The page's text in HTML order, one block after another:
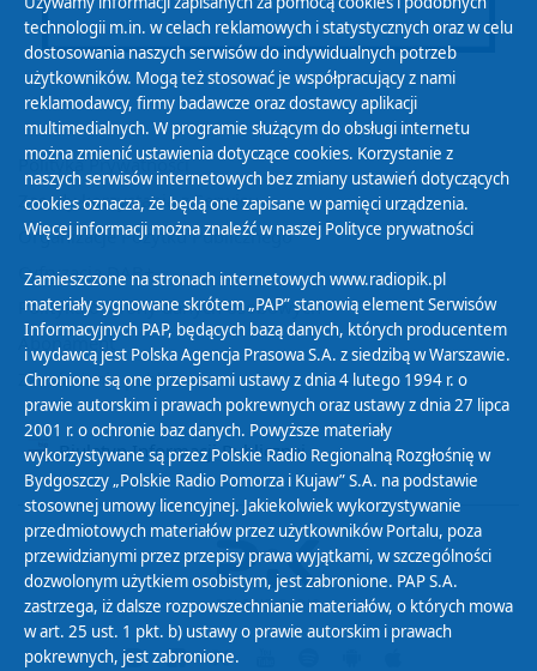
Polityka Prywatności
Zasady korzystania z Serwisu
Organizacje Pożytku Publicznego
Cyfryzacja DAB+
Polityka ochrony danych osobowych
Abonament
Zamówienia publiczne
Biuletyn Informacji Publicznej
technologii m.in. w celach reklamowych i statystycznych oraz w celu
dostosowania naszych serwisów do indywidualnych potrzeb
użytkowników. Mogą też stosować je współpracujący z nami
reklamodawcy, firmy badawcze oraz dostawcy aplikacji
multimedialnych. W programie służącym do obsługi internetu
można zmienić ustawienia dotyczące cookies. Korzystanie z
naszych serwisów internetowych bez zmiany ustawień dotyczących
cookies oznacza, że będą one zapisane w pamięci urządzenia.
Więcej informacji można znaleźć w naszej Polityce prywatności
Zamieszczone na stronach internetowych www.radiopik.pl
materiały sygnowane skrótem „PAP” stanowią element Serwisów
Informacyjnych PAP, będących bazą danych, których producentem
i wydawcą jest Polska Agencja Prasowa S.A. z siedzibą w Warszawie.
Chronione są one przepisami ustawy z dnia 4 lutego 1994 r. o
prawie autorskim i prawach pokrewnych oraz ustawy z dnia 27 lipca
2001 r. o ochronie baz danych. Powyższe materiały
wykorzystywane są przez Polskie Radio Regionalną Rozgłośnię w
Bydgoszczy „Polskie Radio Pomorza i Kujaw” S.A. na podstawie
stosownej umowy licencyjnej. Jakiekolwiek wykorzystywanie
przedmiotowych materiałów przez użytkowników Portalu, poza
przewidzianymi przez przepisy prawa wyjątkami, w szczególności
dozwolonym użytkiem osobistym, jest zabronione. PAP S.A.
zastrzega, iż dalsze rozpowszechnianie materiałów, o których mowa
w art. 25 ust. 1 pkt. b) ustawy o prawie autorskim i prawach
pokrewnych, jest zabronione.